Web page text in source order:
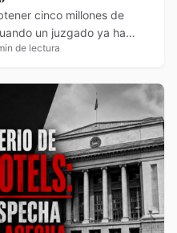
cinco millones de
un juzgado ya ha…
de lectura